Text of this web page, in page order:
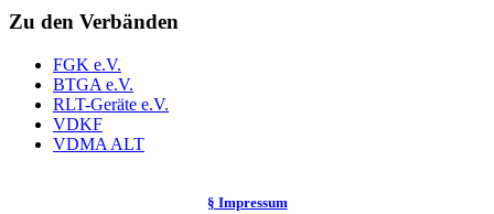
Zu den Verbänden
FGK e.V.
BTGA e.V.
RLT-Geräte e.V.
VDKF
VDMA ALT
§ Impressum